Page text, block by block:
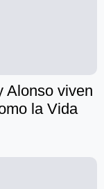
Alonso viven
la Vida